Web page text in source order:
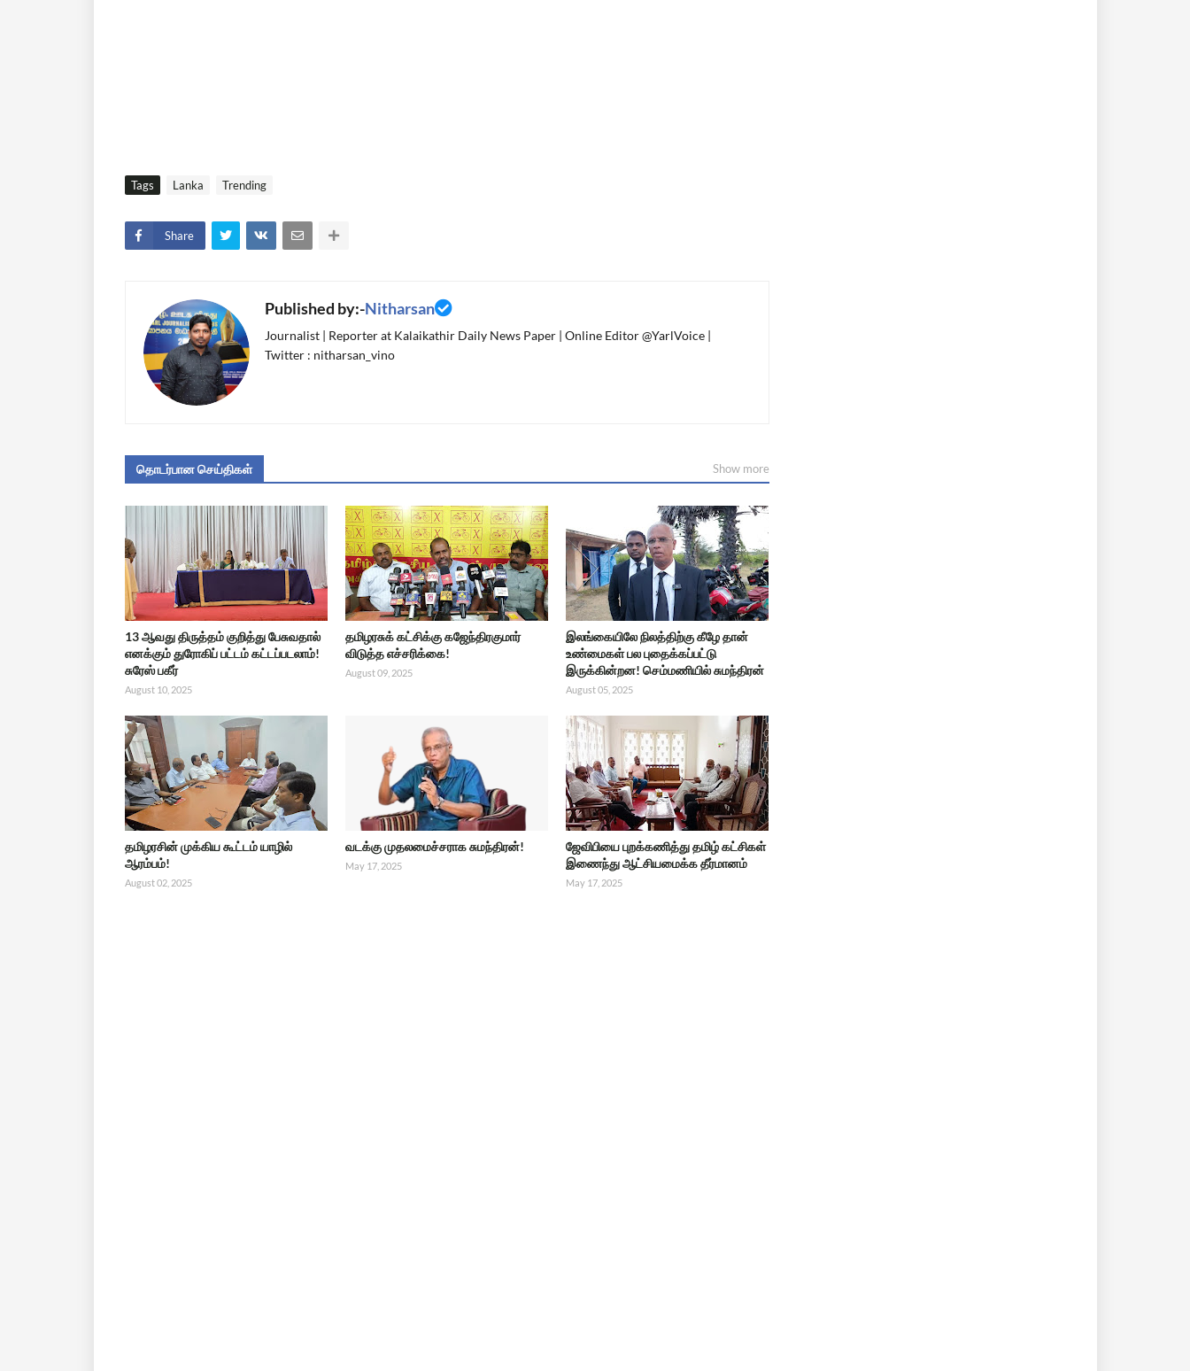
Tags Lanka Trending
Share
Published by:-Nitharsan
Journalist | Reporter at Kalaikathir Daily News Paper | Online Editor @YarlVoice |
Twitter : nitharsan_vino
தொடர்பான செய்திகள் Show more
13 ஆவது திருத்தம் குறித்து பேசுவதால்
எனக்கும் துரோகிப் பட்டம் கட்டப்படலாம்!
சுரேஸ் பகீர்
August 10, 2025
தமிழரசுக் கட்சிக்கு கஜேந்திரகுமார்
விடுத்த எச்சரிக்கை!
August 09, 2025
இலங்கையிலே நிலத்திற்கு கீழே தான்
உண்மைகள் பல புதைக்கப்பட்டு
இருக்கின்றன! செம்மணியில் சுமந்திரன்
August 05, 2025
தமிழரசின் முக்கிய கூட்டம் யாழில்
ஆரம்பம்!
August 02, 2025
வடக்கு முதலமைச்சராக சுமந்திரன்!
May 17, 2025
ஜேவிபியை புறக்கணித்து தமிழ் கட்சிகள்
இணைந்து ஆட்சியமைக்க தீர்மானம்
May 17, 2025